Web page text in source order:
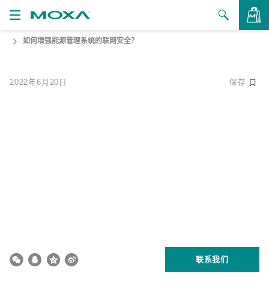
品 如何增强能源管理系统的联网安全？
2022年6月20日 保存
联系我们
查看询价